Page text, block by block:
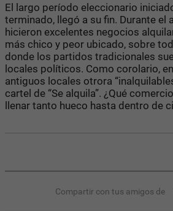
El largo período eleccionario
terminado, llegó a su fin. Durante el
hicieron excelentes negocios
más chico y peor ubicado, sobre
donde los partidos tradicionales
locales políticos. Como corolario,
antiguos locales otrora
cartel de “Se alquila”. ¿Qué
llenar tanto hueco hasta dentro de
Compartir con tus amigos de